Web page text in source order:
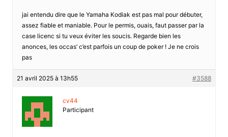
jai entendu dire que le Yamaha Kodiak est pas mal pour débuter,
assez fiable et maniable. Pour le permis, ouais, faut passer par la
case licenc si tu veux éviter les soucis. Regarde bien les
anonces, les occas’ c’est parfois un coup de poker ! Je ne crois
pas
21 avril 2025 à 13h55 #3588
cv44
Participant